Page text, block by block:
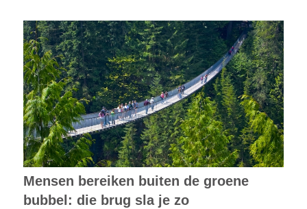
Mensen bereiken buiten de groene
bubbel: die brug sla je zo